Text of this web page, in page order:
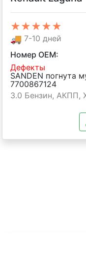
★★★★★
🚚 7-10 дней
Номер OEM:
Дефекты
SANDEN погнута
7700867124
3.0 Бензин, АКПП,